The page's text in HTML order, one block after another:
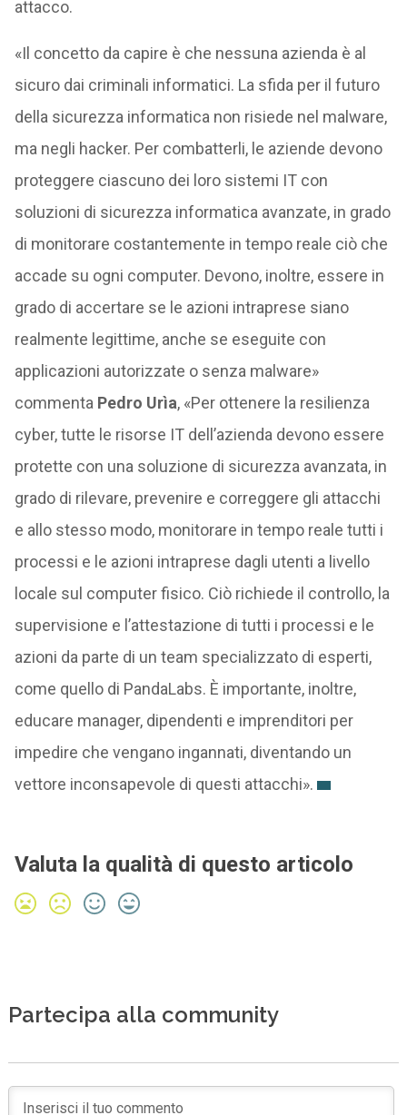
attacco.
«Il concetto da capire è che nessuna azienda è al
sicuro dai criminali informatici. La sfida per il futuro
della sicurezza informatica non risiede nel malware,
ma negli hacker. Per combatterli, le aziende devono
proteggere ciascuno dei loro sistemi IT con
soluzioni di sicurezza informatica avanzate, in grado
di monitorare costantemente in tempo reale ciò che
accade su ogni computer. Devono, inoltre, essere in
grado di accertare se le azioni intraprese siano
realmente legittime, anche se eseguite con
applicazioni autorizzate o senza malware»
commenta Pedro Urìa, «Per ottenere la resilienza
cyber, tutte le risorse IT dell’azienda devono essere
protette con una soluzione di sicurezza avanzata, in
grado di rilevare, prevenire e correggere gli attacchi
e allo stesso modo, monitorare in tempo reale tutti i
processi e le azioni intraprese dagli utenti a livello
locale sul computer fisico. Ciò richiede il controllo, la
supervisione e l’attestazione di tutti i processi e le
azioni da parte di un team specializzato di esperti,
come quello di PandaLabs. È importante, inoltre,
educare manager, dipendenti e imprenditori per
impedire che vengano ingannati, diventando un
vettore inconsapevole di questi attacchi».
Valuta la qualità di questo articolo
Partecipa alla community